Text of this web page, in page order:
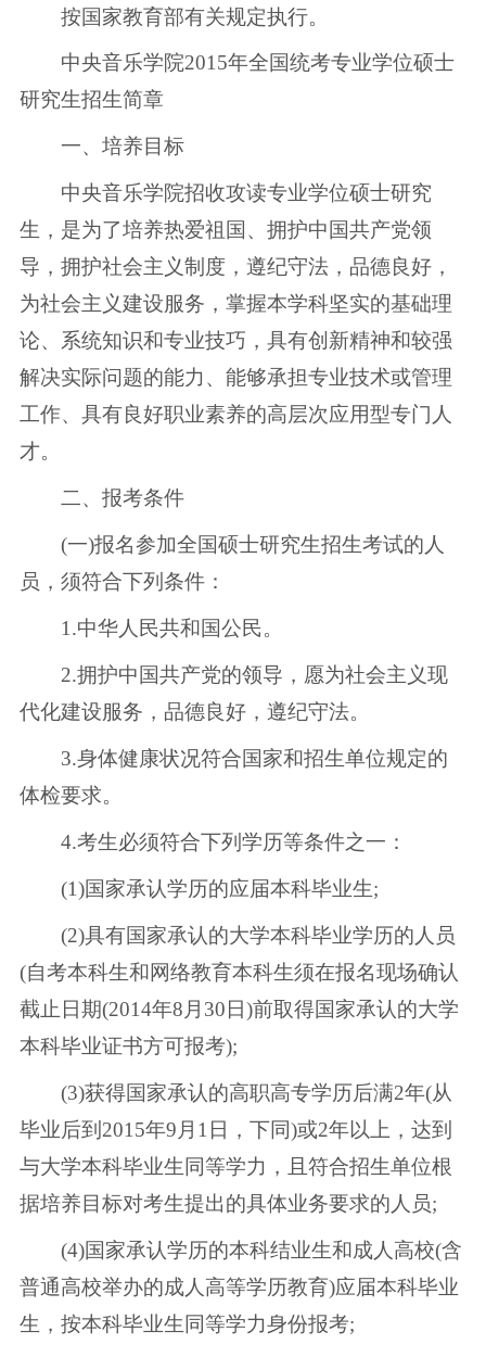
按国家教育部有关规定执行。
中央音乐学院2015年全国统考专业学位硕士
研究生招生简章
一、培养目标
中央音乐学院招收攻读专业学位硕士研究
生，是为了培养热爱祖国、拥护中国共产党领
导，拥护社会主义制度，遵纪守法，品德良好，
为社会主义建设服务，掌握本学科坚实的基础理
论、系统知识和专业技巧，具有创新精神和较强
解决实际问题的能力、能够承担专业技术或管理
工作、具有良好职业素养的高层次应用型专门人
才。
二、报考条件
(一)报名参加全国硕士研究生招生考试的人
员，须符合下列条件：
1.中华人民共和国公民。
2.拥护中国共产党的领导，愿为社会主义现
代化建设服务，品德良好，遵纪守法。
3.身体健康状况符合国家和招生单位规定的
体检要求。
4.考生必须符合下列学历等条件之一：
(1)国家承认学历的应届本科毕业生;
(2)具有国家承认的大学本科毕业学历的人员
(自考本科生和网络教育本科生须在报名现场确认
截止日期(2014年8月30日)前取得国家承认的大学
本科毕业证书方可报考);
(3)获得国家承认的高职高专学历后满2年(从
毕业后到2015年9月1日，下同)或2年以上，达到
与大学本科毕业生同等学力，且符合招生单位根
据培养目标对考生提出的具体业务要求的人员;
(4)国家承认学历的本科结业生和成人高校(含
普通高校举办的成人高等学历教育)应届本科毕业
生，按本科毕业生同等学力身份报考;